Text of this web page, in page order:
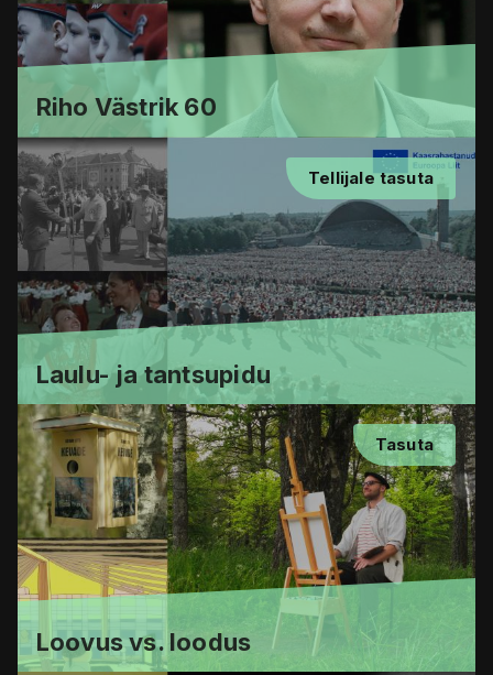
Riho Västrik 60
Tellijale tasuta
Laulu- ja tantsupidu
Tasuta
Loovus vs. loodus